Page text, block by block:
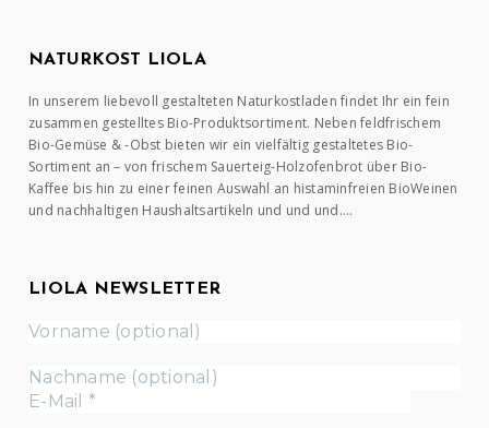
NATURKOST LIOLA
In unserem liebevoll gestalteten Naturkostladen findet Ihr ein fein
zusammen gestelltes Bio-Produktsortiment. Neben feldfrischem
Bio-Gemüse & -Obst bieten wir ein vielfältig gestaltetes Bio-
Sortiment an – von frischem Sauerteig-Holzofenbrot über Bio-
Kaffee bis hin zu einer feinen Auswahl an histaminfreien BioWeinen
und nachhaltigen Haushaltsartikeln und und und….
LIOLA NEWSLETTER